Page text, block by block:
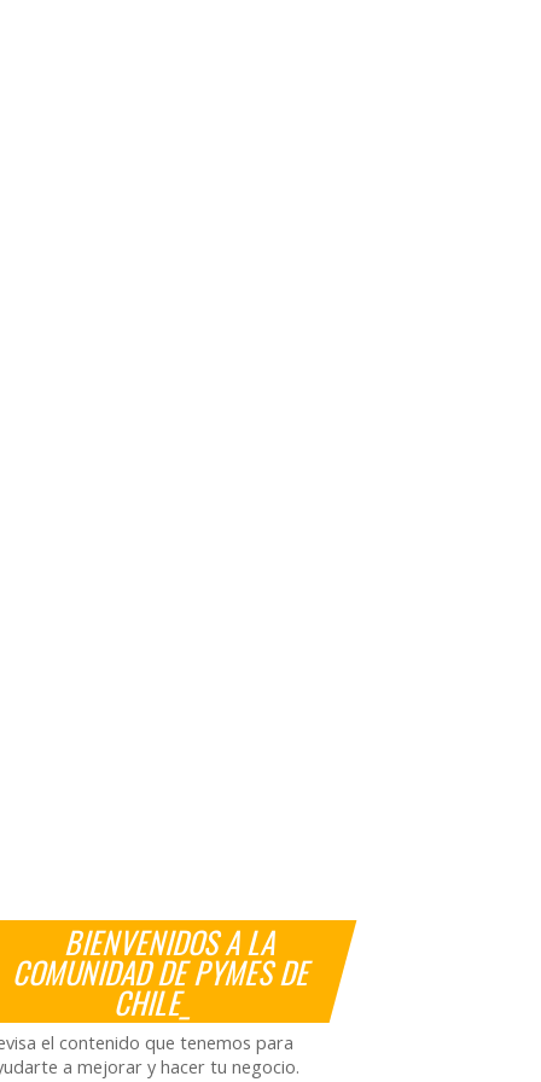
BIENVENIDOS A LA
COMUNIDAD DE PYMES DE
CHILE_
el contenido que tenemos para
a mejorar y hacer tu negocio.